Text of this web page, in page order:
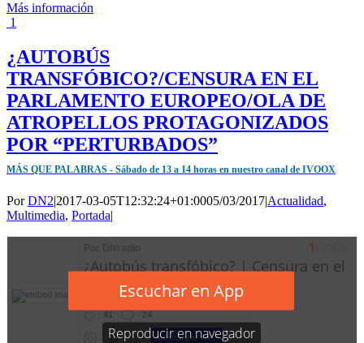
Más información
1
¿AUTOBÚS
TRANSFÓBICO?/CENSURA EN EL
PARLAMENTO EUROPEO/OLA DE
ATROPELLOS PROTAGONIZADOS
POR “PERTURBADOS”
MÁS QUE PALABRAS - Sábado de 13 a 14 horas en nuestro canal de IVOOX
PorDN2|2017-03-05T12:32:24+01:0005/03/2017|Actualidad,
Multimedia, Portada|